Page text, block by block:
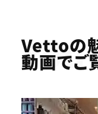
Vettoの
動画でご